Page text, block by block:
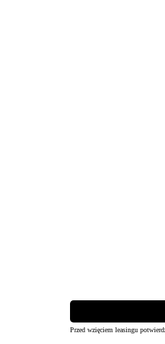
Przed wzięciem leasingu